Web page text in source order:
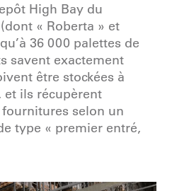
High Bay du
« Roberta » et
36 000 palettes de
savent exactement
être stockées à
et ils récupèrent
selon un
type « premier entré,